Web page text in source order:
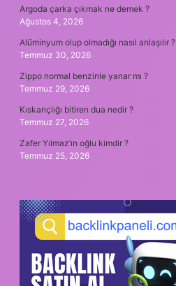
Argoda çarka çıkmak ne demek ?
Ağustos 4, 2026
Alüminyum olup olmadığı nasıl anlaşılır ?
Temmuz 30, 2026
Zippo normal benzinle yanar mı ?
Temmuz 29, 2026
Kıskançlığı bitiren dua nedir ?
Temmuz 27, 2026
Zafer Yılmaz’ın oğlu kimdir ?
Temmuz 25, 2026